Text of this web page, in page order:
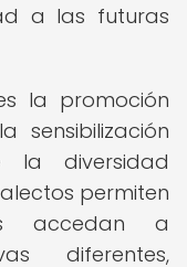
a las futuras
la promoción
sensibilización
la diversidad
permiten
accedan a
diferentes,